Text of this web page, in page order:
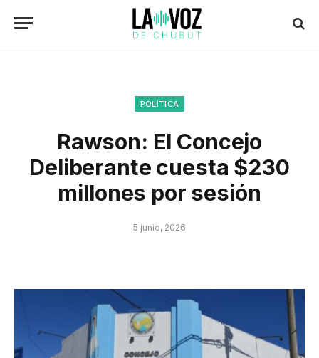
POLÍTICA
Rawson: El Concejo
Deliberante cuesta $230
millones por sesión
5 junio, 2026